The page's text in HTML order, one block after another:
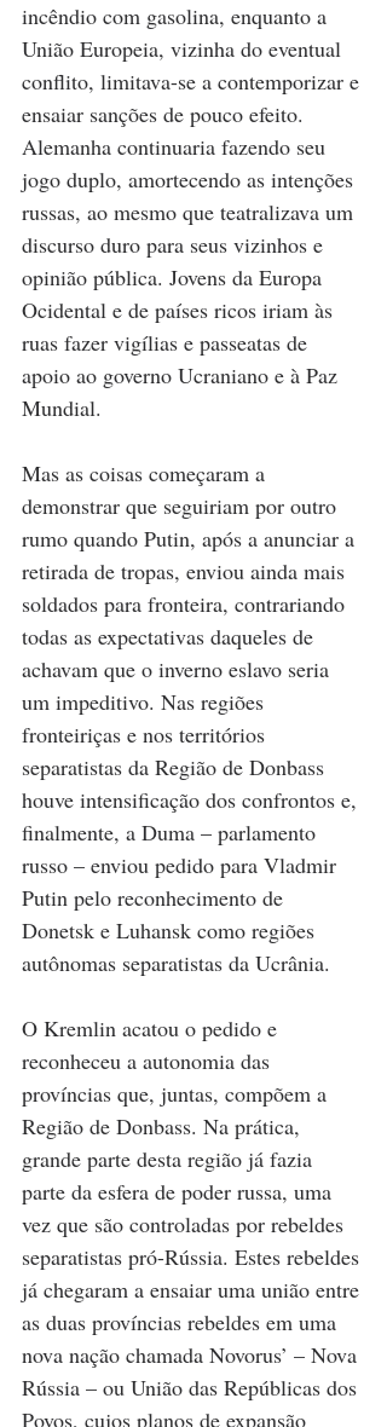
incêndio com gasolina, enquanto a
União Europeia, vizinha do eventual
conflito, limitava-se a contemporizar e
ensaiar sanções de pouco efeito.
Alemanha continuaria fazendo seu
jogo duplo, amortecendo as intenções
russas, ao mesmo que teatralizava um
discurso duro para seus vizinhos e
opinião pública. Jovens da Europa
Ocidental e de países ricos iriam às
ruas fazer vigílias e passeatas de
apoio ao governo Ucraniano e à Paz
Mundial.
Mas as coisas começaram a
demonstrar que seguiriam por outro
rumo quando Putin, após a anunciar a
retirada de tropas, enviou ainda mais
soldados para fronteira, contrariando
todas as expectativas daqueles de
achavam que o inverno eslavo seria
um impeditivo. Nas regiões
fronteiriças e nos territórios
separatistas da Região de Donbass
houve intensificação dos confrontos e,
finalmente, a Duma – parlamento
russo – enviou pedido para Vladmir
Putin pelo reconhecimento de
Donetsk e Luhansk como regiões
autônomas separatistas da Ucrânia.
O Kremlin acatou o pedido e
reconheceu a autonomia das
províncias que, juntas, compõem a
Região de Donbass. Na prática,
grande parte desta região já fazia
parte da esfera de poder russa, uma
vez que são controladas por rebeldes
separatistas pró-Rússia. Estes rebeldes
já chegaram a ensaiar uma união entre
as duas províncias rebeldes em uma
nova nação chamada Novorus’ ­– Nova
Rússia – ou União das Repúblicas dos
Povos, cujos planos de expansão